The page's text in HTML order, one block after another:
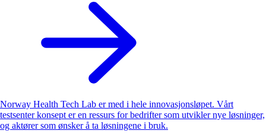
Norway Health Tech Lab er med i hele innovasjonsløpet. Vårt
testsenter konsept er en ressurs for bedrifter som utvikler nye løsninger,
og aktører som ønsker å ta løsningene i bruk.